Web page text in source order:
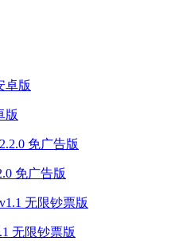
版
免广告版
无限钞票版